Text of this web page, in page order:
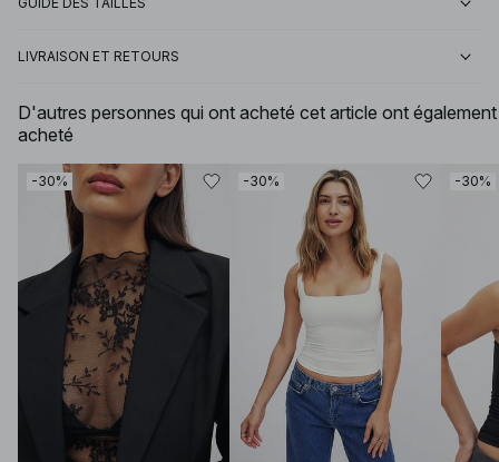
LIVRAISON ET RETOURS
D'autres personnes qui ont acheté cet article ont également
acheté
-30% -30% -30%